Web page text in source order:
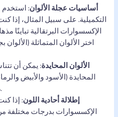
أساسيات عجلة الألوان: استخدم
التكميلية. على سبيل المثال، إذا
الإكسسوارات البرتقالية تباينًا
اختر الألوان المتماثلة
الألوان المحايدة: يمكن أن
المحايدة (الأسود والأبيض
رائعة لموازنة الألوان الأكثر جرأة.
إطلالة أحادية اللون: إذا
الإكسسوارات بدرجات مختلفة